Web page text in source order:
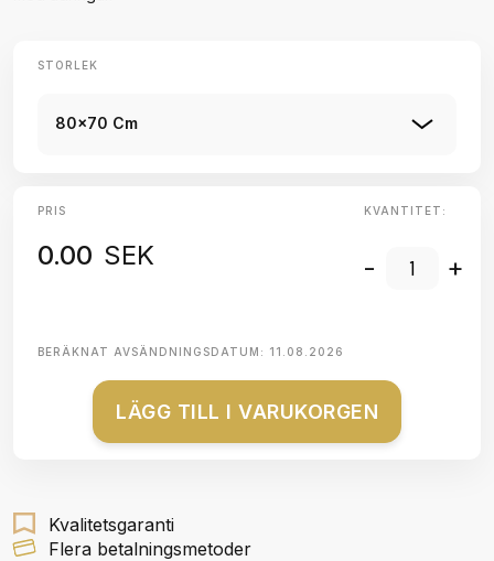
STORLEK
80x70 Cm
PRIS
0.00 SEK
KVANTITET:
- +
BERÄKNAT AVSÄNDNINGSDATUM: 11.08.2026
LÄGG TILL I VARUKORGEN
Kvalitetsgaranti
Flera betalningsmetoder